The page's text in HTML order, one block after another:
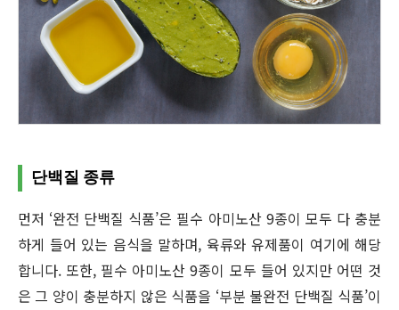
단백질 종류
먼저 ‘완전 단백질 식품’은 필수 아미노산 9종이 모두 다 충분
하게 들어 있는 음식을 말하며, 육류와 유제품이 여기에 해당
합니다. 또한, 필수 아미노산 9종이 모두 들어 있지만 어떤 것
은 그 양이 충분하지 않은 식품을 ‘부분 불완전 단백질 식품’이